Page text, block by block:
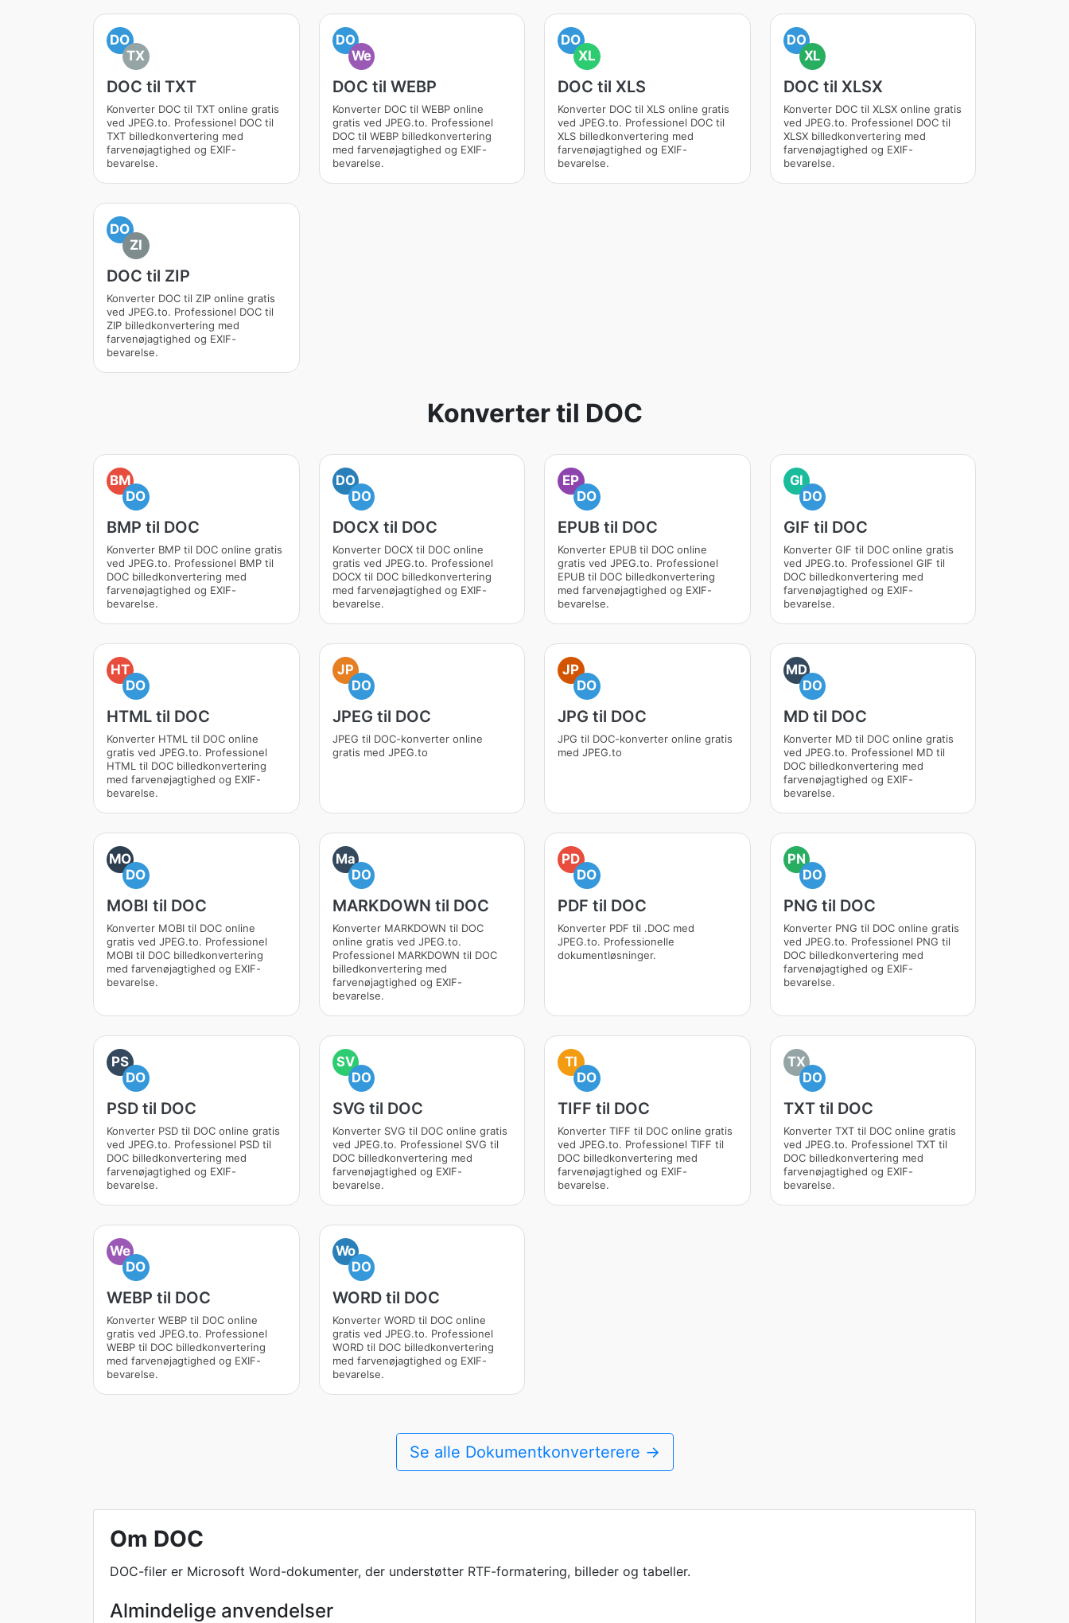
DO
TX
DOC til TXT
Konverter DOC til TXT online gratis
ved JPEG.to. Professionel DOC til
TXT billedkonvertering med
farvenøjagtighed og EXIF-
bevarelse.
DO
We
DOC til WEBP
Konverter DOC til WEBP online
gratis ved JPEG.to. Professionel
DOC til WEBP billedkonvertering
med farvenøjagtighed og EXIF-
bevarelse.
DO
XL
DOC til XLS
Konverter DOC til XLS online gratis
ved JPEG.to. Professionel DOC til
XLS billedkonvertering med
farvenøjagtighed og EXIF-
bevarelse.
DO
XL
DOC til XLSX
Konverter DOC til XLSX online gratis
ved JPEG.to. Professionel DOC til
XLSX billedkonvertering med
farvenøjagtighed og EXIF-
bevarelse.
DO
ZI
DOC til ZIP
Konverter DOC til ZIP online gratis
ved JPEG.to. Professionel DOC til
ZIP billedkonvertering med
farvenøjagtighed og EXIF-
bevarelse.
Konverter til DOC
BM
DO
BMP til DOC
Konverter BMP til DOC online gratis
ved JPEG.to. Professionel BMP til
DOC billedkonvertering med
farvenøjagtighed og EXIF-
bevarelse.
DO
DO
DOCX til DOC
Konverter DOCX til DOC online
gratis ved JPEG.to. Professionel
DOCX til DOC billedkonvertering
med farvenøjagtighed og EXIF-
bevarelse.
EP
DO
EPUB til DOC
Konverter EPUB til DOC online
gratis ved JPEG.to. Professionel
EPUB til DOC billedkonvertering
med farvenøjagtighed og EXIF-
bevarelse.
GI
DO
GIF til DOC
Konverter GIF til DOC online gratis
ved JPEG.to. Professionel GIF til
DOC billedkonvertering med
farvenøjagtighed og EXIF-
bevarelse.
HT
DO
HTML til DOC
Konverter HTML til DOC online
gratis ved JPEG.to. Professionel
HTML til DOC billedkonvertering
med farvenøjagtighed og EXIF-
bevarelse.
JP
DO
JPEG til DOC
JPEG til DOC-konverter online
gratis med JPEG.to
JP
DO
JPG til DOC
JPG til DOC-konverter online gratis
med JPEG.to
MD
DO
MD til DOC
Konverter MD til DOC online gratis
ved JPEG.to. Professionel MD til
DOC billedkonvertering med
farvenøjagtighed og EXIF-
bevarelse.
MO
DO
MOBI til DOC
Konverter MOBI til DOC online
gratis ved JPEG.to. Professionel
MOBI til DOC billedkonvertering
med farvenøjagtighed og EXIF-
bevarelse.
Ma
DO
MARKDOWN til DOC
Konverter MARKDOWN til DOC
online gratis ved JPEG.to.
Professionel MARKDOWN til DOC
billedkonvertering med
farvenøjagtighed og EXIF-
bevarelse.
PD
DO
PDF til DOC
Konverter PDF til .DOC med
JPEG.to. Professionelle
dokumentløsninger.
PN
DO
PNG til DOC
Konverter PNG til DOC online gratis
ved JPEG.to. Professionel PNG til
DOC billedkonvertering med
farvenøjagtighed og EXIF-
bevarelse.
PS
DO
PSD til DOC
Konverter PSD til DOC online gratis
ved JPEG.to. Professionel PSD til
DOC billedkonvertering med
farvenøjagtighed og EXIF-
bevarelse.
SV
DO
SVG til DOC
Konverter SVG til DOC online gratis
ved JPEG.to. Professionel SVG til
DOC billedkonvertering med
farvenøjagtighed og EXIF-
bevarelse.
TI
DO
TIFF til DOC
Konverter TIFF til DOC online gratis
ved JPEG.to. Professionel TIFF til
DOC billedkonvertering med
farvenøjagtighed og EXIF-
bevarelse.
TX
DO
TXT til DOC
Konverter TXT til DOC online gratis
ved JPEG.to. Professionel TXT til
DOC billedkonvertering med
farvenøjagtighed og EXIF-
bevarelse.
We
DO
WEBP til DOC
Konverter WEBP til DOC online
gratis ved JPEG.to. Professionel
WEBP til DOC billedkonvertering
med farvenøjagtighed og EXIF-
bevarelse.
Wo
DO
WORD til DOC
Konverter WORD til DOC online
gratis ved JPEG.to. Professionel
WORD til DOC billedkonvertering
med farvenøjagtighed og EXIF-
bevarelse.
Se alle Dokumentkonverterere →
Om DOC
DOC-filer er Microsoft Word-dokumenter, der understøtter RTF-formatering, billeder og tabeller.
Almindelige anvendelser